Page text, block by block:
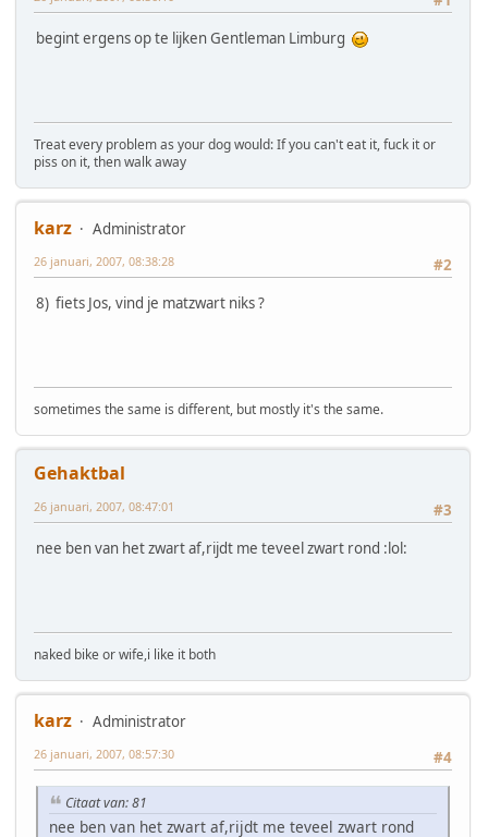
begint ergens op te lijken Gentleman Limburg
Treat every problem as your dog would: If you can't eat it, fuck it or
piss on it, then walk away
karz
Administrator
#2
26 januari, 2007, 08:38:28
8) fiets Jos, vind je matzwart niks ?
sometimes the same is different, but mostly it's the same.
Gehaktbal
#3
26 januari, 2007, 08:47:01
nee ben van het zwart af,rijdt me teveel zwart rond :lol:
naked bike or wife,i like it both
karz
Administrator
#4
26 januari, 2007, 08:57:30
Citaat van: 81
nee ben van het zwart af,rijdt me teveel zwart rond